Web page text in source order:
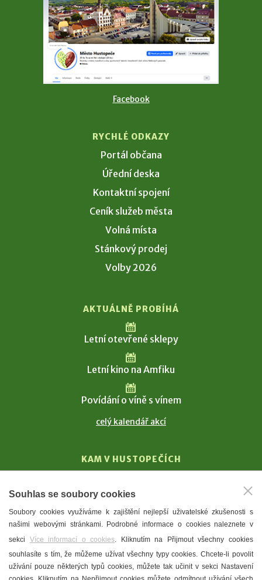
Facebook
RYCHLÉ ODKAZY
Portál občana
Úřední deska
Kontaktní spojení
Ceník služeb města
Volná místa
Stánkový prodej
Volby 2026
AKTUÁLNĚ PROBÍHÁ
Letní otevřené sklepy
Letní kino na Amfiku
Povídání o víně s vínem
celý kalendář akcí
KAM V HUSTOPEČÍCH
T. G. Masaryk
Mandloně
Ubytování
Restaurace
Městské muzeum a galerie
Souhlas se soubory cookies
Soubory cookies využíváme k zajištění nejlepší uživatelské zkušenosti s
našimi webovými stránkami. Podrobné informace o cookies naleznete v
sekci Více informací o cookies. Kliknutím na Přijmout všechny cookies
souhlasíte s tím, že můžeme užívat všechny typy cookies. Chcete-li povolit
užívání pouze některých typů cookies, můžete tak učinit v sekci Nastavení